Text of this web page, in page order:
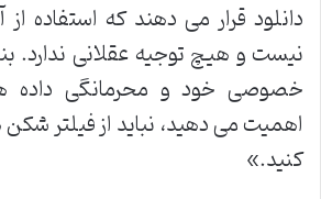
دانلود قرار می دهند که استفاده
نیست و هیچ توجیه عقلانی ندارد.
خصوصی خود و محرمانگی داده
اهمیت می دهید، نباید از فیلتر
کنید.»